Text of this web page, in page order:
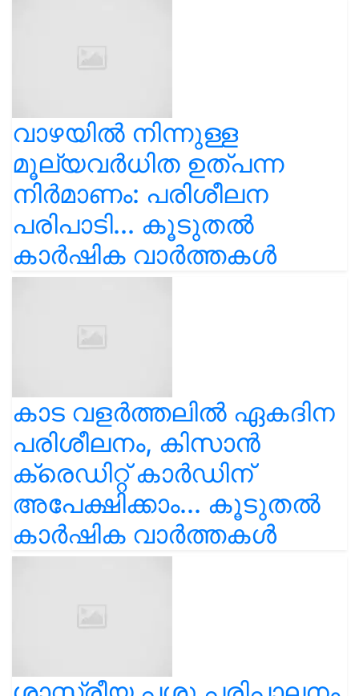
വാഴയിൽ നിന്നുള്ള
മൂല്യവർധിത ഉത്പന്ന
നിർമാണം: പരിശീലന
പരിപാടി... കൂടുതൽ
കാർഷിക വാർത്തകൾ
കാട വളര്‍ത്തലിൽ ഏകദിന
പരിശീലനം, കിസാൻ
ക്രെഡിറ്റ് കാർഡിന്
അപേക്ഷിക്കാം... കൂടുതൽ
കാർഷിക വാർത്തകൾ